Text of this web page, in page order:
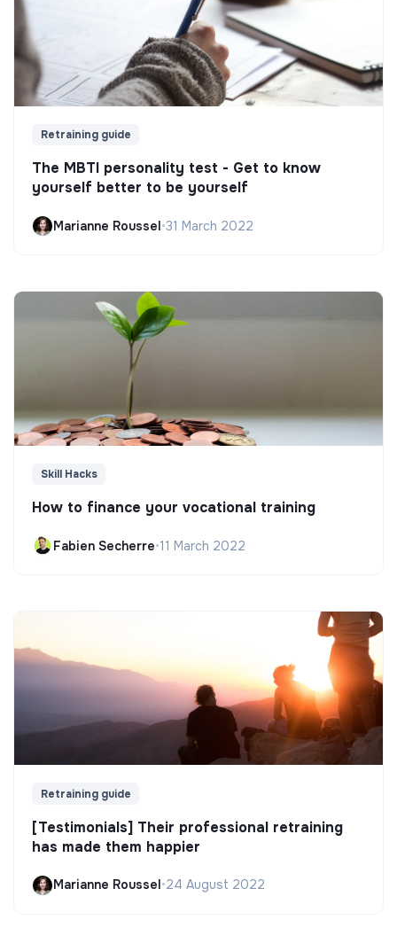
Retraining guide
The MBTI personality test - Get to know
yourself better to be yourself
Marianne Roussel•31 March 2022
Skill Hacks
How to finance your vocational training
Fabien Secherre•11 March 2022
Retraining guide
[Testimonials] Their professional retraining
has made them happier
Marianne Roussel•24 August 2022